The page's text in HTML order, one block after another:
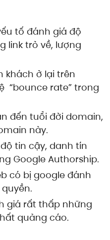
tố đánh giá độ
link trỏ về, lượng
khách ở lại trên
“bounce rate” trong
đến tuổi đời domain,
này.
độ tin cậy, danh tín
Google Authorship.
có bị google đánh
giá rất thấp những
quảng cáo.